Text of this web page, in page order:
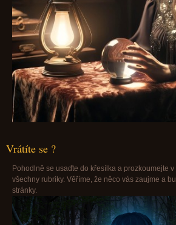
Vrátíte se ?
Pohodlně se usaďte do křesílka a prozkoumejte
všechny rubriky. Věříme, že něco vás zaujme a
stránky.